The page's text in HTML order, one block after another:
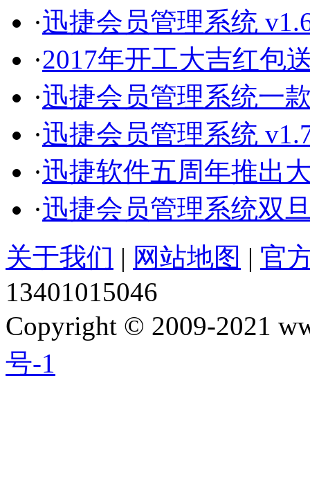
·迅捷会员管理系统
·2017年开工大吉红包
·迅捷会员管理系统一
·迅捷会员管理系统
·迅捷软件五周年推出
·迅捷会员管理系统双
关于我们 | 网站地图 | 官
13401015046
Copyright © 2009-2021
号-1